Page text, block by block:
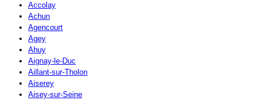
Accolay
Achun
Agencourt
Agey
Ahuy
Aignay-le-Duc
Aillant-sur-Tholon
Aiserey
Aisey-sur-Seine